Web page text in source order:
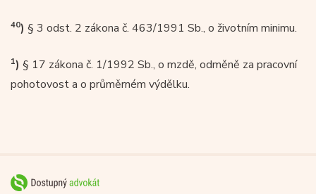
40) § 3 odst. 2 zákona č. 463/1991 Sb., o životním minimu.
1) § 17 zákona č. 1/1992 Sb., o mzdě, odměně za pracovní
pohotovost a o průměrném výdělku.